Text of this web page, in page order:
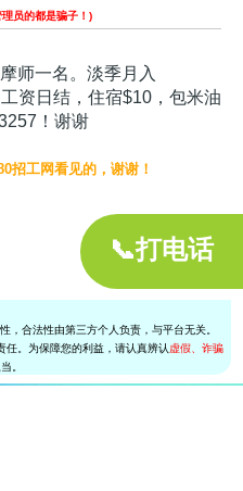
员的都是骗子！)
师一名。淡季月入
资日结，住宿$10，包米油
！谢谢
招工网看见的，谢谢！
📞打电话
合法性由第三方个人负责，与平台无关。
。为保障您的利益，请认真辨认 虚假、诈骗
。